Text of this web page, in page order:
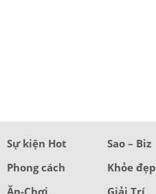
Sự kiện Hot Sao – Biz
Phong cách
Khỏe đẹp
Ăn-Chơi
Giải Trí